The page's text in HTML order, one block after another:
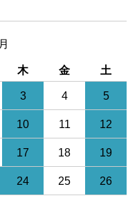
木 金 土
3 4 5
10 11 12
17 18 19
24 25 26